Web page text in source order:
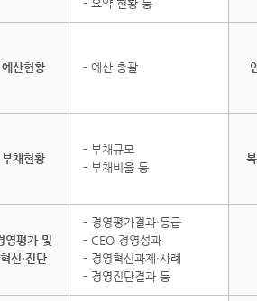
- 요약 현황 등
예산현황 - 예산 총괄
부채현황
- 부채규모
- 부채비율 등
영평가 및
혁신·진단
- 경영평가결과·등급
- CEO 경영성과
- 경영혁신과제·사례
- 경영진단결과 등